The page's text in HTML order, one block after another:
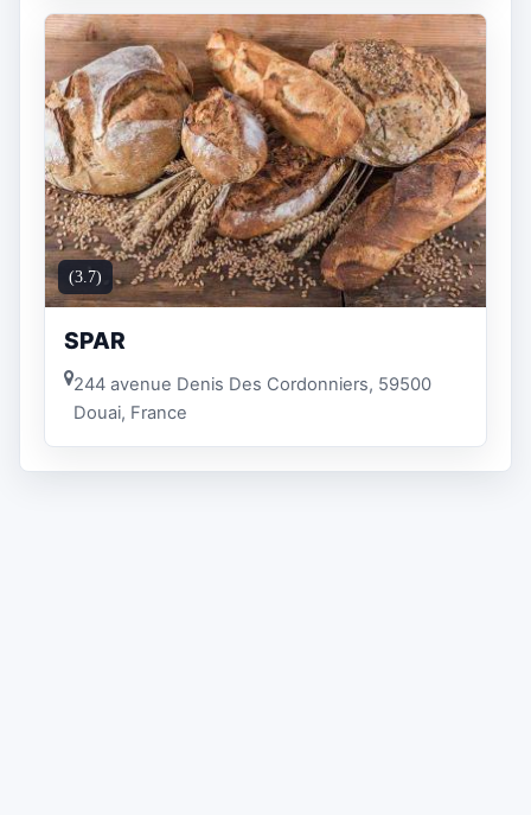
(3.7)
SPAR
244 avenue Denis Des Cordonniers, 59500
Douai, France